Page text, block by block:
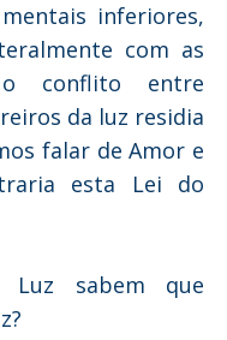
inferiores,
com as
conflito entre
da luz residia
falar de Amor e
esta Lei do
Luz sabem que